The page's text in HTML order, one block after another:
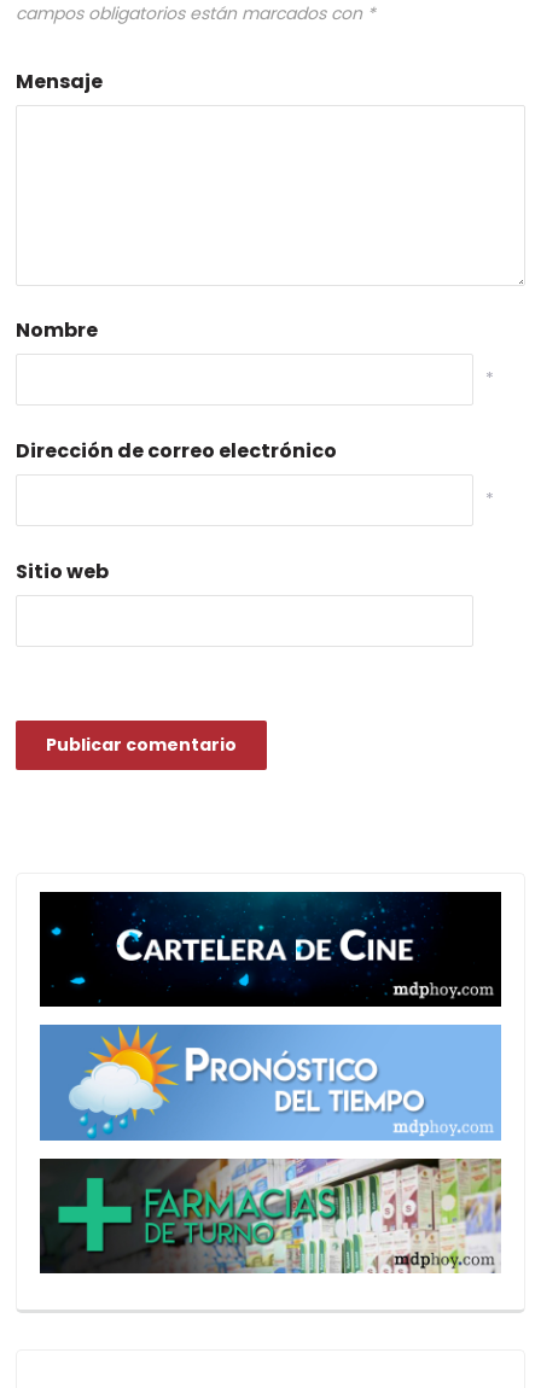
campos obligatorios están marcados con *
Mensaje
Nombre
*
Dirección de correo electrónico
*
Sitio web